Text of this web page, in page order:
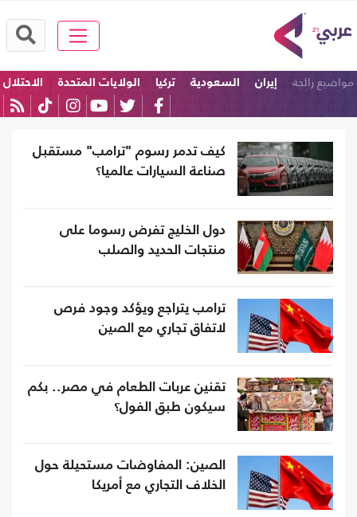
مواضيع رائجة إيران السعودية تركيا الولايات المتحدة
الاحتلال
كيف تدمر رسوم "ترامب" مستقبل
صناعة السيارات عالميا؟
دول الخليج تفرض رسوما على
منتجات الحديد والصلب
ترامب يتراجع ويؤكد وجود فرص
لاتفاق تجاري مع الصين
تقنين عربات الطعام في مصر.. بكم
سيكون طبق الفول؟
الصين: المفاوضات مستحيلة حول
الخلاف التجاري مع أمريكا